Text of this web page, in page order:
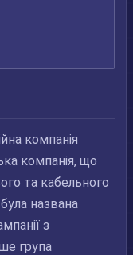
компанія
компанія, що
та кабельного
названа
з
група